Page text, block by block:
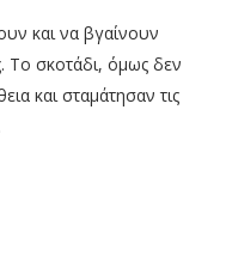
και να βγαίνουν
Το σκοτάδι, όμως δεν
και σταμάτησαν τις